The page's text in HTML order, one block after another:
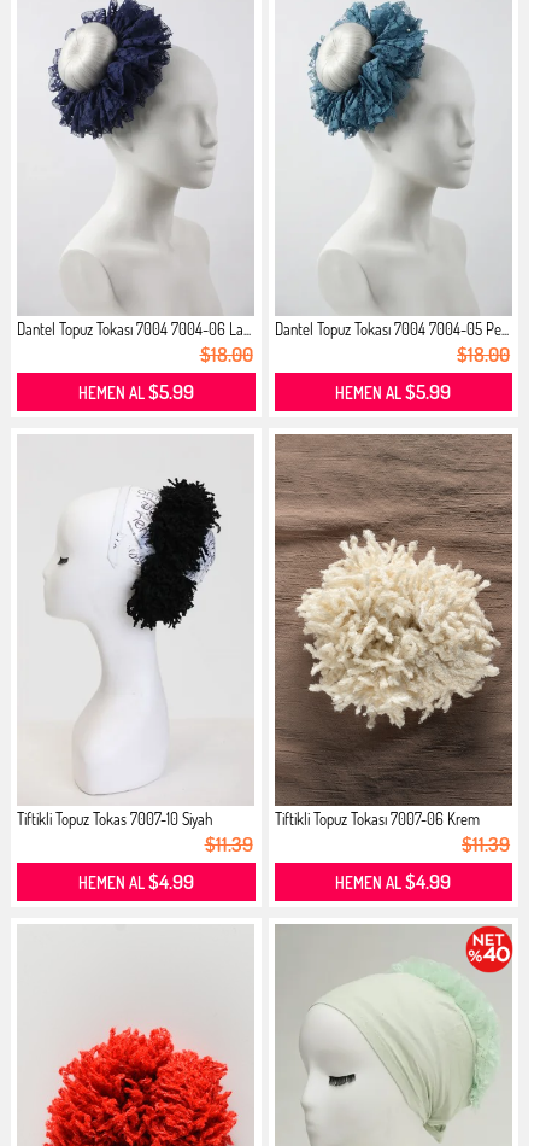
Dantel Topuz Tokası 7004 7004-06 La...
$18.00
HEMEN AL$5.99
Dantel Topuz Tokası 7004 7004-05 Pe...
$18.00
HEMEN AL$5.99
Tiftikli Topuz Tokas 7007-10 Siyah
$11.39
HEMEN AL$4.99
Tiftikli Topuz Tokası 7007-06 Krem
$11.39
HEMEN AL$4.99